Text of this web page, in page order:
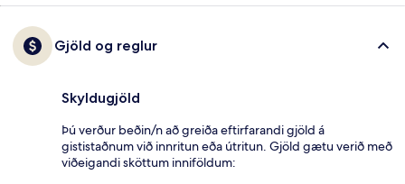
Gjöld og reglur
Skyldugjöld
Þú verður beðin/n að greiða eftirfarandi gjöld á
gististaðnum við innritun eða útritun. Gjöld gætu verið með
viðeigandi sköttum inniföldum: